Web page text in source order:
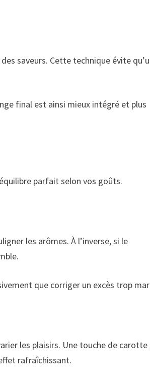
saveurs. Cette technique évite
final est ainsi mieux intégré et plus
parfait selon vos goûts.
les arômes. À l’inverse, si le
que corriger un excès trop
les plaisirs. Une touche de carotte
rafraîchissant.